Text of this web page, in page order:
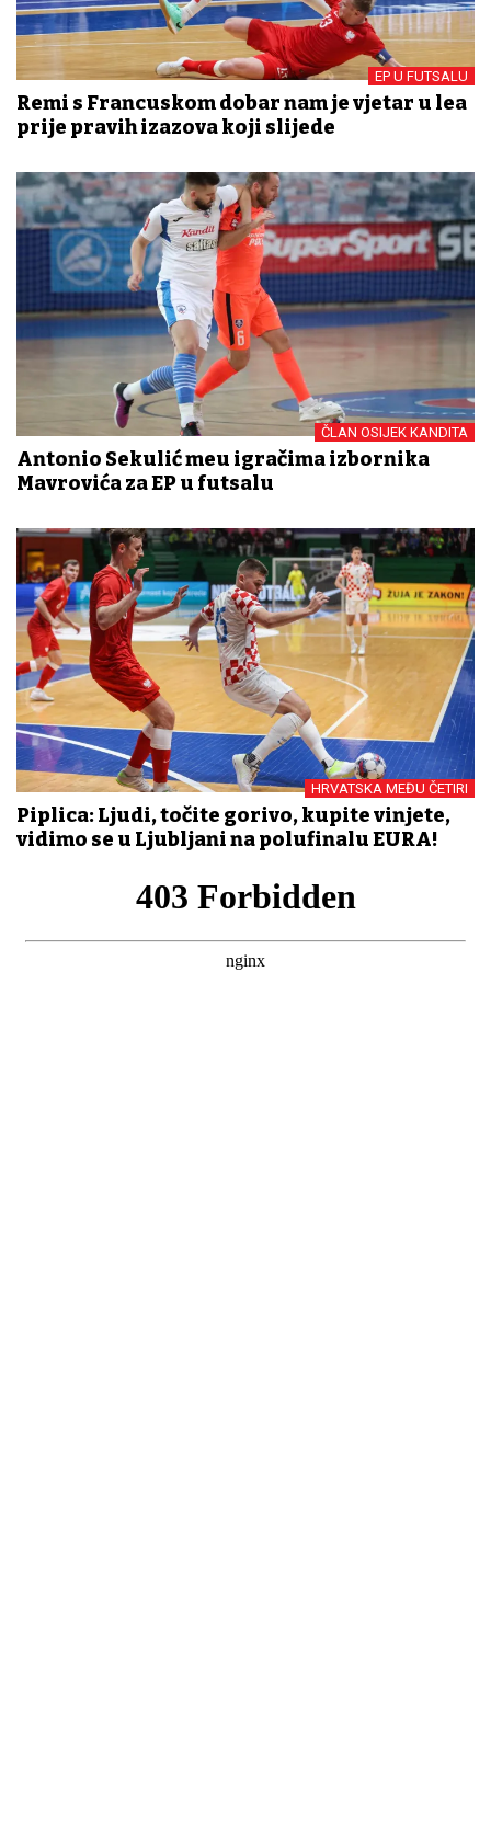
EP U FUTSALU
Remi s Francuskom dobar nam je vjetar u leđa
prije pravih izazova koji slijede
ČLAN OSIJEK KANDITA
Antonio Sekulić među igračima izbornika
Mavrovića za EP u futsalu
HRVATSKA MEĐU ČETIRI
Piplica: Ljudi, točite gorivo, kupite vinjete,
vidimo se u Ljubljani na polufinalu EURA!